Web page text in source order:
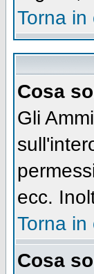
Torna in
Cosa
Gli
ecc.
Torna in
Cosa